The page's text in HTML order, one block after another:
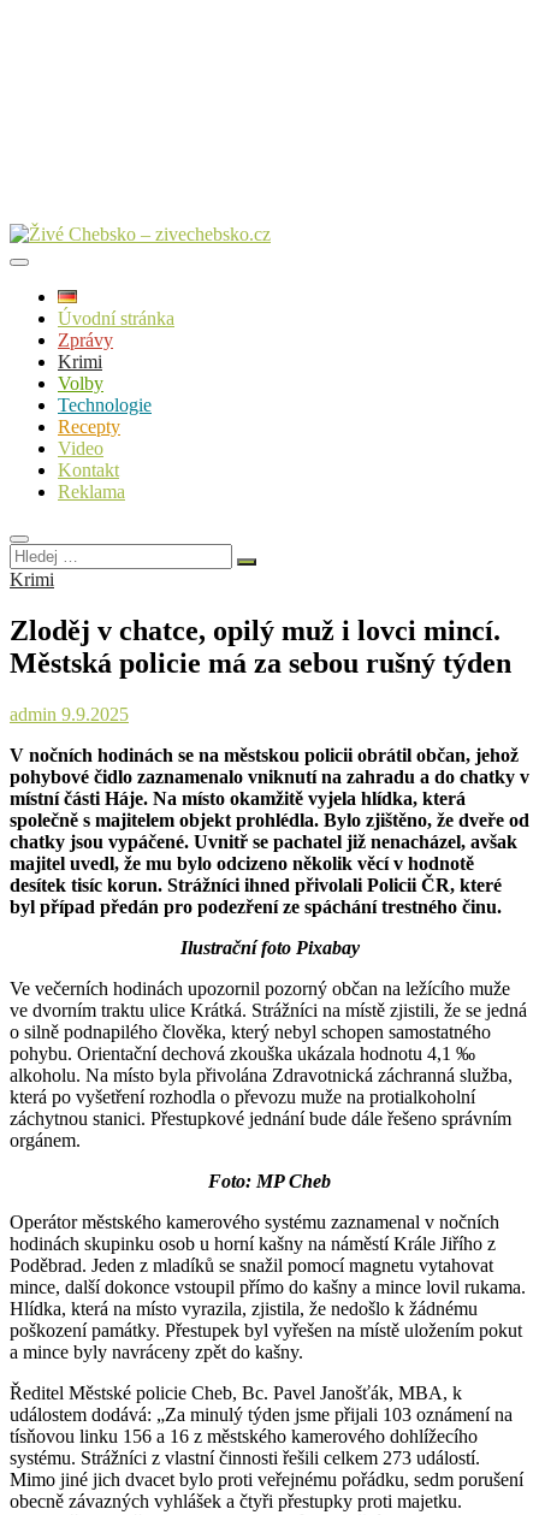
Úvodní stránka
Zprávy
Krimi
Volby
Technologie
Recepty
Video
Kontakt
Reklama
Hledej
…
Krimi
Zloděj v chatce, opilý muž i lovci mincí.
Městská policie má za sebou rušný týden
admin 9.9.2025
V nočních hodinách se na městskou policii obrátil občan, jehož
pohybové čidlo zaznamenalo vniknutí na zahradu a do chatky v
místní části Háje. Na místo okamžitě vyjela hlídka, která
společně s majitelem objekt prohlédla. Bylo zjištěno, že dveře od
chatky jsou vypáčené. Uvnitř se pachatel již nenacházel, avšak
majitel uvedl, že mu bylo odcizeno několik věcí v hodnotě
desítek tisíc korun. Strážníci ihned přivolali Policii ČR, které
byl případ předán pro podezření ze spáchání trestného činu.
Ilustrační foto Pixabay
Ve večerních hodinách upozornil pozorný občan na ležícího muže
ve dvorním traktu ulice Krátká. Strážníci na místě zjistili, že se jedná
o silně podnapilého člověka, který nebyl schopen samostatného
pohybu. Orientační dechová zkouška ukázala hodnotu 4,1 ‰
alkoholu. Na místo byla přivolána Zdravotnická záchranná služba,
která po vyšetření rozhodla o převozu muže na protialkoholní
záchytnou stanici. Přestupkové jednání bude dále řešeno správním
orgánem.
Foto: MP Cheb
Operátor městského kamerového systému zaznamenal v nočních
hodinách skupinku osob u horní kašny na náměstí Krále Jiřího z
Poděbrad. Jeden z mladíků se snažil pomocí magnetu vytahovat
mince, další dokonce vstoupil přímo do kašny a mince lovil rukama.
Hlídka, která na místo vyrazila, zjistila, že nedošlo k žádnému
poškození památky. Přestupek byl vyřešen na místě uložením pokut
a mince byly navráceny zpět do kašny.
Ředitel Městské policie Cheb, Bc. Pavel Janošťák, MBA, k
událostem dodává: „Za minulý týden jsme přijali 103 oznámení na
tísňovou linku 156 a 16 z městského kamerového dohlížecího
systému. Strážníci z vlastní činnosti řešili celkem 273 událostí.
Mimo jiné jich dvacet bylo proti veřejnému pořádku, sedm porušení
obecně závazných vyhlášek a čtyři přestupky proti majetku.